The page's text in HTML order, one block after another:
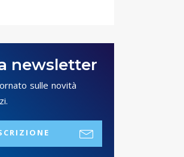
newsletter
sulle novità